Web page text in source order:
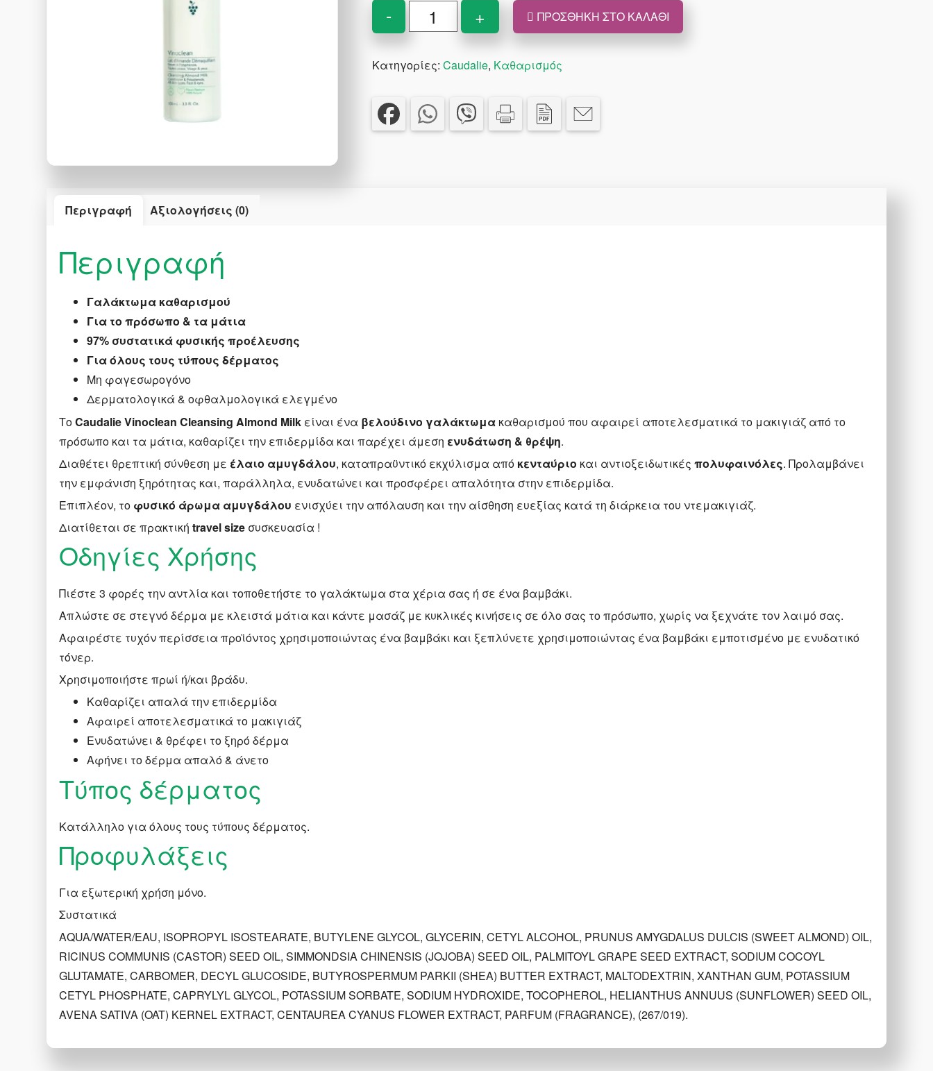
-
Caudalie
Vinoclean
Almond
100
+ ΠΡΟΣΘΉΚΗ ΣΤΟ ΚΑΛΆΘΙ
Κατηγορίες: Caudalie, Καθαρισμός
Περιγραφή Αξιολογήσεις (0)
Περιγραφή
Γαλάκτωμα καθαρισμού
Για το πρόσωπο & τα μάτια
97% συστατικά φυσικής προέλευσης
Για όλους τους τύπους δέρματος
Μη φαγεσωρογόνο
Δερματολογικά & οφθαλμολογικά ελεγμένο
ΤοCaudalie Vinoclean Cleansing Almond Milk είναι ένα βελούδινο γαλάκτωμα καθαρισμού που αφαιρεί αποτελεσματικά το μακιγιάζ από το
πρόσωπο και τα μάτια, καθαρίζει την επιδερμίδα και παρέχει άμεση ενυδάτωση & θρέψη.
Διαθέτει θρεπτική σύνθεση με έλαιο αμυγδάλου, καταπραϋντικό εκχύλισμα από κενταύριο και αντιοξειδωτικέςπολυφαινόλες. Προλαμβάνει
την εμφάνιση ξηρότητας και, παράλληλα, ενυδατώνει και προσφέρει απαλότητα στην επιδερμίδα.
Επιπλέον, το φυσικό άρωμα αμυγδάλου ενισχύει την απόλαυση και την αίσθηση ευεξίας κατά τη διάρκεια του ντεμακιγιάζ.
Διατίθεται σε πρακτικήtravel size συσκευασία !
Οδηγίες Χρήσης
Πιέστε 3 φορές την αντλία και τοποθετήστε το γαλάκτωμα στα χέρια σας ή σε ένα βαμβάκι.
Απλώστε σε στεγνό δέρμα με κλειστά μάτια και κάντε μασάζ με κυκλικές κινήσεις σε όλο σας το πρόσωπο, χωρίς να ξεχνάτε τον λαιμό σας.
Αφαιρέστε τυχόν περίσσεια προϊόντος χρησιμοποιώντας ένα βαμβάκι και ξεπλύνετε χρησιμοποιώντας ένα βαμβάκι εμποτισμένο με ενυδατικό
τόνερ.
Χρησιμοποιήστε πρωί ή/και βράδυ.
Καθαρίζει απαλά την επιδερμίδα
Αφαιρεί αποτελεσματικά το μακιγιάζ
Ενυδατώνει & θρέφει το ξηρό δέρμα
Αφήνει το δέρμα απαλό & άνετο
Τύπος δέρματος
Κατάλληλο για όλους τους τύπους δέρματος.
Προφυλάξεις
Για εξωτερική χρήση μόνο.
Συστατικά
AQUA/WATER/EAU, ISOPROPYL ISOSTEARATE, BUTYLENE GLYCOL, GLYCERIN, CETYL ALCOHOL, PRUNUS AMYGDALUS DULCIS (SWEET ALMOND) OIL,
RICINUS COMMUNIS (CASTOR) SEED OIL, SIMMONDSIA CHINENSIS (JOJOBA) SEED OIL, PALMITOYL GRAPE SEED EXTRACT, SODIUM COCOYL
GLUTAMATE, CARBOMER, DECYL GLUCOSIDE, BUTYROSPERMUM PARKII (SHEA) BUTTER EXTRACT, MALTODEXTRIN, XANTHAN GUM, POTASSIUM
CETYL PHOSPHATE, CAPRYLYL GLYCOL, POTASSIUM SORBATE, SODIUM HYDROXIDE, TOCOPHEROL, HELIANTHUS ANNUUS (SUNFLOWER) SEED OIL,
AVENA SATIVA (OAT) KERNEL EXTRACT, CENTAUREA CYANUS FLOWER EXTRACT, PARFUM (FRAGRANCE), (267/019).